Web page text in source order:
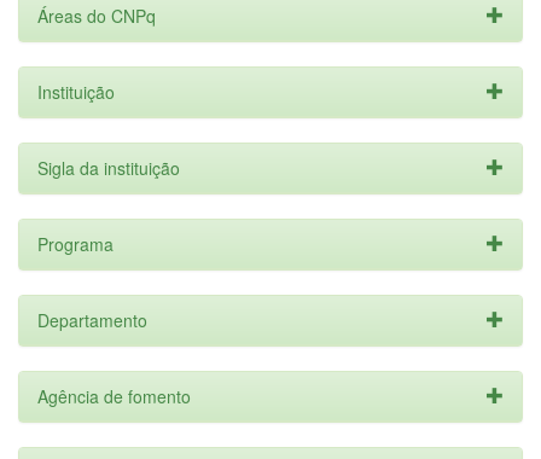
Áreas do CNPq
Instituição
Sigla da instituição
Programa
Departamento
Agência de fomento